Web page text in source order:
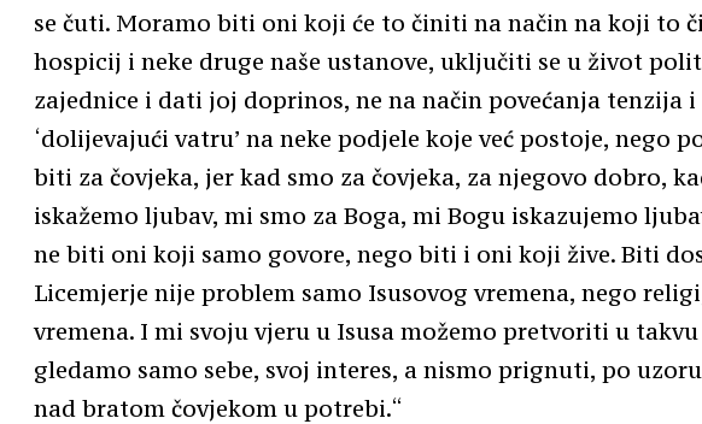
se čuti. Moramo biti oni koji će to činiti na način na koji to
hospicij i neke druge naše ustanove, uključiti se u život
zajednice i dati joj doprinos, ne na način povećanja tenzija i
‘dolijevajući vatru’ na neke podjele koje već postoje, nego
biti za čovjeka, jer kad smo za čovjeka, za njegovo dobro,
iskažemo ljubav, mi smo za Boga, mi Bogu iskazujemo
ne biti oni koji samo govore, nego biti i oni koji žive. Biti
Licemjerje nije problem samo Isusovog vremena, nego
vremena. I mi svoju vjeru u Isusa možemo pretvoriti u
gledamo samo sebe, svoj interes, a nismo prignuti, po
nad bratom čovjekom u potrebi.“